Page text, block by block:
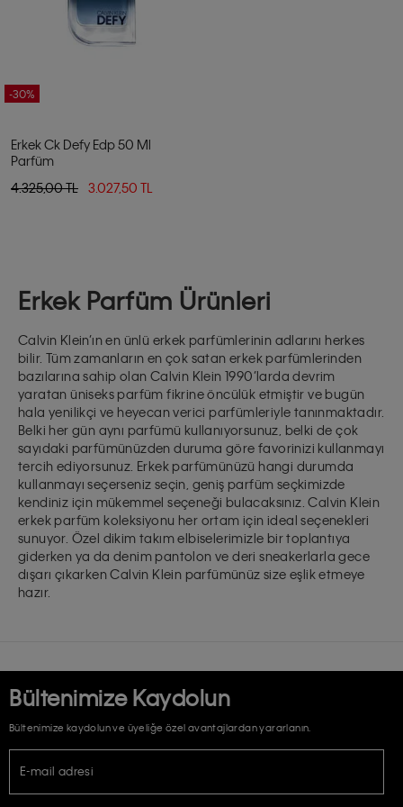
-30%
Erkek Ck Defy Edp 50 Ml
Parfüm
4.325,00 TL
3.027,50 TL
Erkek Parfüm Ürünleri
Calvin Klein’ın en ünlü erkek parfümlerinin adlarını herkes
bilir. Tüm zamanların en çok satan erkek parfümlerinden
bazılarına sahip olan Calvin Klein 1990’larda devrim
yaratan üniseks parfüm fikrine öncülük etmiştir ve bugün
hala yenilikçi ve heyecan verici parfümleriyle tanınmaktadır.
Belki her gün aynı parfümü kullanıyorsunuz, belki de çok
sayıdaki parfümünüzden duruma göre favorinizi kullanmayı
tercih ediyorsunuz. Erkek parfümünüzü hangi durumda
kullanmayı seçerseniz seçin, geniş parfüm seçkimizde
kendiniz için mükemmel seçeneği bulacaksınız. Calvin Klein
erkek parfüm koleksiyonu her ortam için ideal seçenekleri
sunuyor. Özel dikim takım elbiselerimizle bir toplantıya
giderken ya da denim pantolon ve deri sneakerlarla gece
dışarı çıkarken Calvin Klein parfümünüz size eşlik etmeye
hazır.
Bültenimize Kaydolun
Bültenimize kaydolun ve üyeliğe özel avantajlardan yararlanın.
E-mail adresi